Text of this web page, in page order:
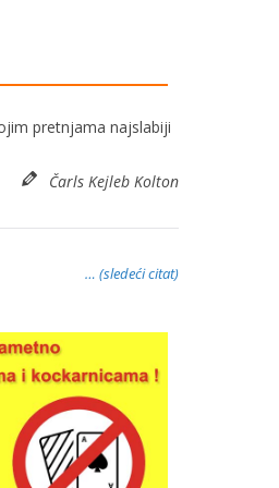
pretnjama najslabiji
Čarls Kejleb Kolton
… (sledeći citat)